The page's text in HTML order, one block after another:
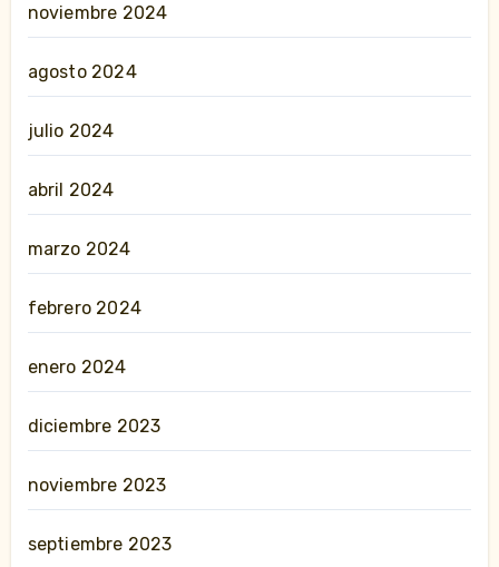
noviembre 2024
agosto 2024
julio 2024
abril 2024
marzo 2024
febrero 2024
enero 2024
diciembre 2023
noviembre 2023
septiembre 2023